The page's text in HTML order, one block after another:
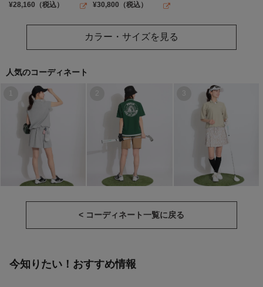
¥28,160 （税込）
¥30,800 （税込）
カラー・サイズを見る
人気のコーディネート
2 3
< コーディネート一覧に戻る
今知りたい！おすすめ情報